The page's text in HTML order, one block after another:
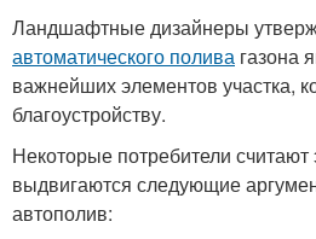
Ландшафтные дизайнеры
автоматического полива газона
важнейших элементов участка,
благоустройству.
Некоторые потребители
выдвигаются следующие
автополив: